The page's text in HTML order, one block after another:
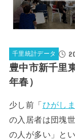
千里統計データ
豊中市新千里
年春）
少し前「ひがし
の入居者は団塊
の人が多い」と